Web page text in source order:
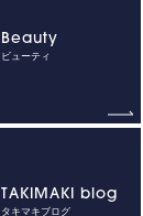
Beauty
ビューティ
TAKIMAKI blog
タキマキブログ